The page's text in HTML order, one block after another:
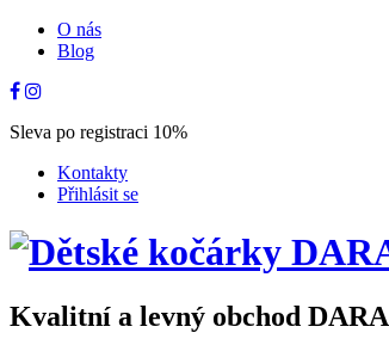
O nás
Blog
Sleva po registraci 10%
Kontakty
Přihlásit se
Kvalitní a levný obchod